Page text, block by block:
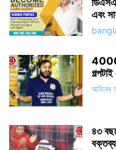
এবং
4000
অভিনব
৪৩